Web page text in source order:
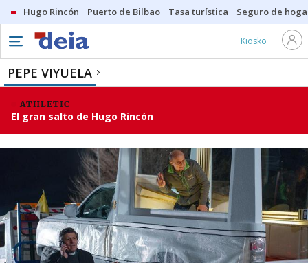
Hugo Rincón Puerto de Bilbao Tasa turística Seguro de
Kiosko
PEPE VIYUELA
ATHLETIC
El gran salto de Hugo Rincón